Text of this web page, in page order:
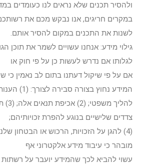
ולהסיר תכנים שלא נראים לנו כעומדים
במקרים חריגים, אנו נבקש מכם את
לשנות את התכנים במקום להסיר אותם.
גילוי מידע: אנחנו עשויים לשמר את תוכן
לגלותו אם נדרש לעשות כן על פי חוק או
אם על פי שיקול דעתנו בתום לב נאמין כי
המידע נחוץ בצורה סבירה לצורך: (1) הענות
צדדים שלישיים בנוגע להפרת זכויותיהם;
(4) להגן על הזכויות, הרכוש או הבטחון
מובהר כי עיבוד מידע אלקטרוני אף
עשוי להביא לכך שהמידע יועבר על רשתות